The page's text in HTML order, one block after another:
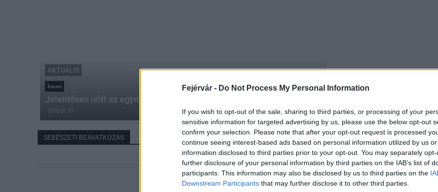
Fejérvár - Do Not Process My Personal Information
If you wish to opt-out of the sale, sharing to third parties, or processing of your
sensitive information for targeted advertising by us, please use the below opt-out
confirm your selection. Please note that after your opt-out request is processed
continue seeing interest-based ads based on personal information utilized by us
information disclosed to third parties prior to your opt-out. You may separately
further disclosure of your personal information by third parties on the IAB’s list of
participants. This information may also be disclosed by us to third parties on the
Downstream Participants that may further disclose it to other third parties.
AKTUÁLIS
Emmi
Jelentősen nőtt az egynapos sebészeti ellátások aránya
2018.01.07
SEBÉSZETI BEAVATKOZÁS